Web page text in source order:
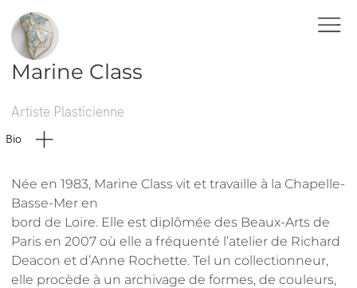
Marine Class
Artiste Plasticienne
Bio
Née en 1983, Marine Class vit et travaille à la Chapelle-
Basse-Mer en
bord de Loire. Elle est diplômée des Beaux-Arts de
Paris en 2007 où elle a fréquenté l’atelier de Richard
Deacon et d’Anne Rochette. Tel un collectionneur,
elle procède à un archivage de formes, de couleurs,